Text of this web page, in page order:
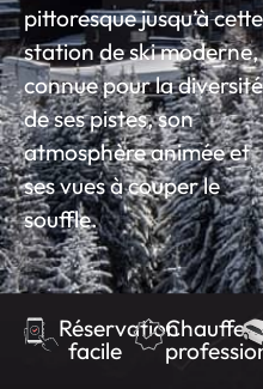
pittoresque jusqu’à cette
station de ski moderne,
connue pour la diversité
de ses pistes, son
atmosphère animée et
ses vues à couper le
souffle.
Réservation
facile